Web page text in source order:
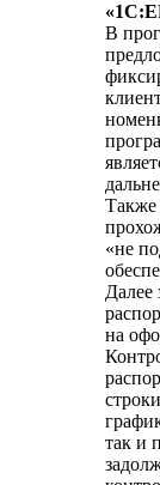
«1С:
В
Также
«не
Далее
на
так и